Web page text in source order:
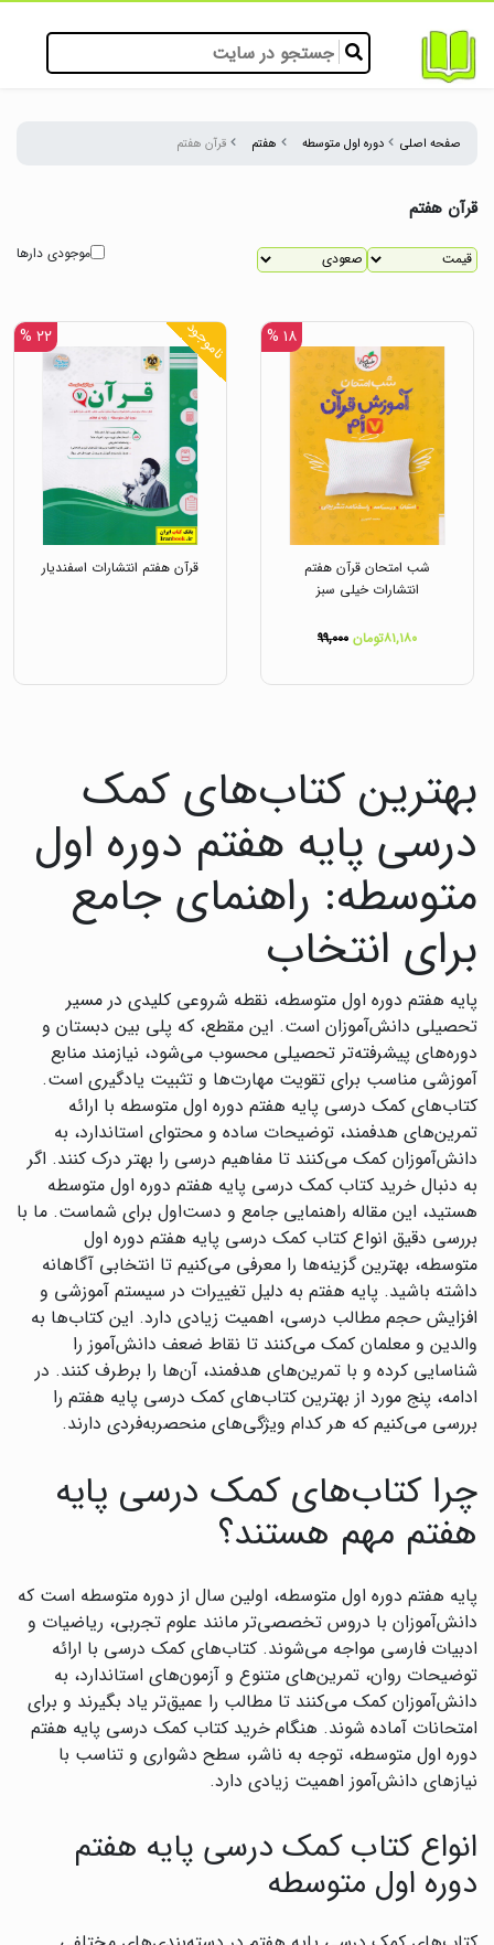
صفحه اصلی دوره اول متوسطه هفتم قرآن هفتم
قرآن هفتم
موجودی دارها
۱۸ %
شب امتحان قرآن هفتم
انتشارات خیلی سبز
۸۱,۱۸۰تومان ۹۹,۰۰۰
ناموجود ۲۲ %
قرآن هفتم انتشارات اسفندیار
بهترین کتاب‌های کمک
درسی پایه هفتم دوره اول
متوسطه: راهنمای جامع
برای انتخاب
پایه هفتم دوره اول متوسطه، نقطه شروعی کلیدی در مسیر
تحصیلی دانش‌آموزان است. این مقطع، که پلی بین دبستان و
دوره‌های پیشرفته‌تر تحصیلی محسوب می‌شود، نیازمند منابع
آموزشی مناسب برای تقویت مهارت‌ها و تثبیت یادگیری است.
کتاب‌های کمک درسی پایه هفتم دوره اول متوسطه با ارائه
تمرین‌های هدفمند، توضیحات ساده و محتوای استاندارد، به
دانش‌آموزان کمک می‌کنند تا مفاهیم درسی را بهتر درک کنند. اگر
به دنبال خرید کتاب کمک درسی پایه هفتم دوره اول متوسطه
هستید، این مقاله راهنمایی جامع و دست‌اول برای شماست. ما با
بررسی دقیق انواع کتاب کمک درسی پایه هفتم دوره اول
متوسطه، بهترین گزینه‌ها را معرفی می‌کنیم تا انتخابی آگاهانه
داشته باشید. پایه هفتم به دلیل تغییرات در سیستم آموزشی و
افزایش حجم مطالب درسی، اهمیت زیادی دارد. این کتاب‌ها به
والدین و معلمان کمک می‌کنند تا نقاط ضعف دانش‌آموز را
شناسایی کرده و با تمرین‌های هدفمند، آن‌ها را برطرف کنند. در
ادامه، پنج مورد از بهترین کتاب‌های کمک درسی پایه هفتم را
بررسی می‌کنیم که هر کدام ویژگی‌های منحصربه‌فردی دارند.
چرا کتاب‌های کمک درسی پایه
هفتم مهم هستند؟
پایه هفتم دوره اول متوسطه، اولین سال از دوره متوسطه است که
دانش‌آموزان با دروس تخصصی‌تر مانند علوم تجربی، ریاضیات و
ادبیات فارسی مواجه می‌شوند. کتاب‌های کمک درسی با ارائه
توضیحات روان، تمرین‌های متنوع و آزمون‌های استاندارد، به
دانش‌آموزان کمک می‌کنند تا مطالب را عمیق‌تر یاد بگیرند و برای
امتحانات آماده شوند. هنگام خرید کتاب کمک درسی پایه هفتم
دوره اول متوسطه، توجه به ناشر، سطح دشواری و تناسب با
نیازهای دانش‌آموز اهمیت زیادی دارد.
انواع کتاب کمک درسی پایه هفتم
دوره اول متوسطه